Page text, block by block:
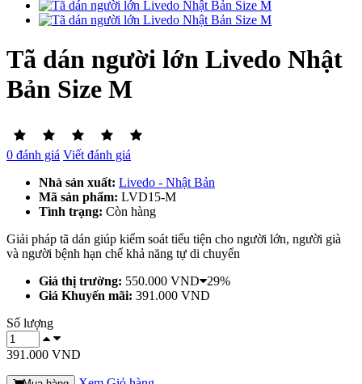
Tã dán người lớn Livedo Nhật
Bản Size M
0 đánh giá Viết đánh giá
Nhà sản xuất: Livedo - Nhật Bản
Mã sản phẩm: LVD15-M
Tình trạng: Còn hàng
Giải pháp tã dán giúp kiểm soát tiểu tiện cho người lớn, người già
và người bệnh hạn chế khả năng tự di chuyển
Giá thị trường: 550.000 VND
29%
Giá Khuyến mãi: 391.000 VND
Số lượng
391.000 VND